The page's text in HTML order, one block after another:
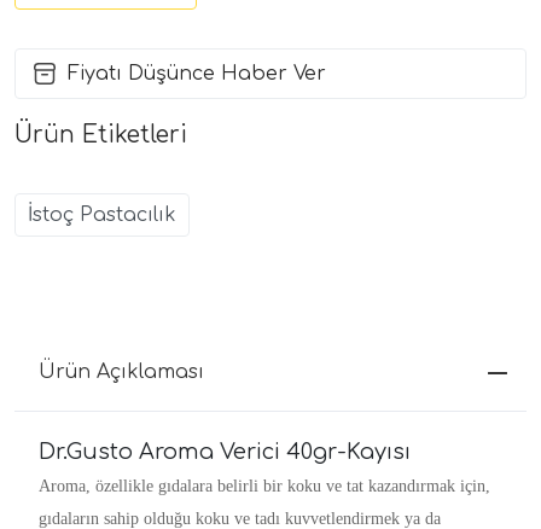
Fiyatı Düşünce Haber Ver
Ürün Etiketleri
İstoç Pastacılık
Ürün Açıklaması
Dr.Gusto Aroma Verici 40gr-Kayısı
Aroma, özellikle gıdalara belirli bir koku ve tat kazandırmak için,
gıdaların sahip olduğu koku ve tadı kuvvetlendirmek ya da